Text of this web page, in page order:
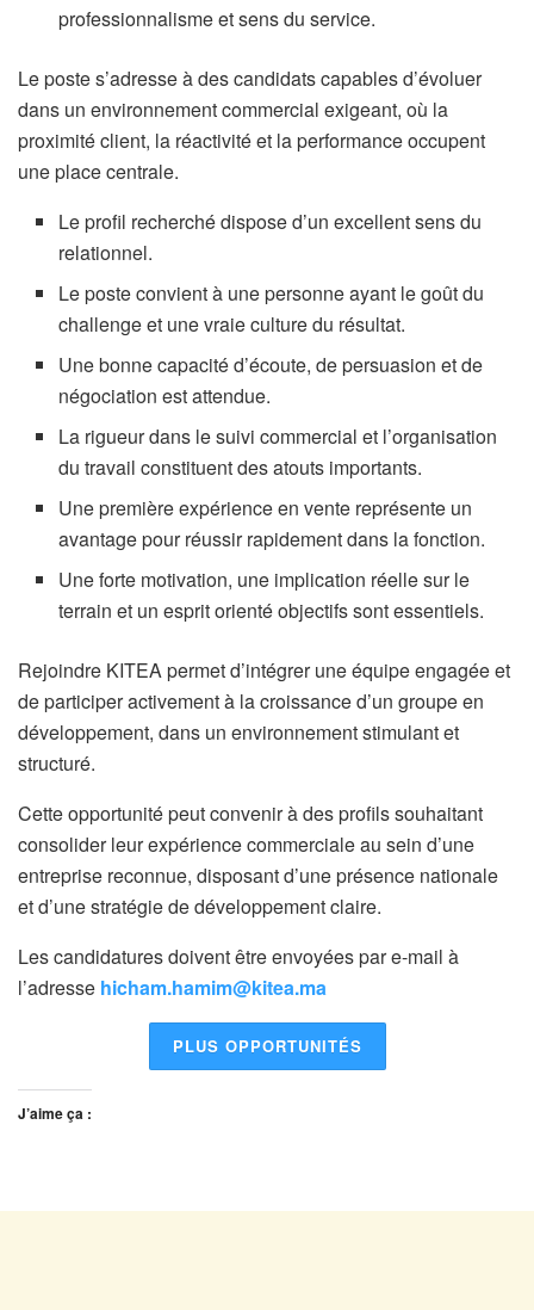
professionnalisme et sens du service.
Le poste s’adresse à des candidats capables d’évoluer
dans un environnement commercial exigeant, où la
proximité client, la réactivité et la performance occupent
une place centrale.
Le profil recherché dispose d’un excellent sens du
relationnel.
Le poste convient à une personne ayant le goût du
challenge et une vraie culture du résultat.
Une bonne capacité d’écoute, de persuasion et de
négociation est attendue.
La rigueur dans le suivi commercial et l’organisation
du travail constituent des atouts importants.
Une première expérience en vente représente un
avantage pour réussir rapidement dans la fonction.
Une forte motivation, une implication réelle sur le
terrain et un esprit orienté objectifs sont essentiels.
Rejoindre KITEA permet d’intégrer une équipe engagée et
de participer activement à la croissance d’un groupe en
développement, dans un environnement stimulant et
structuré.
Cette opportunité peut convenir à des profils souhaitant
consolider leur expérience commerciale au sein d’une
entreprise reconnue, disposant d’une présence nationale
et d’une stratégie de développement claire.
Les candidatures doivent être envoyées par e-mail à
l’adresse hicham.hamim@kitea.ma
PLUS OPPORTUNITÉS
J’aime ça :